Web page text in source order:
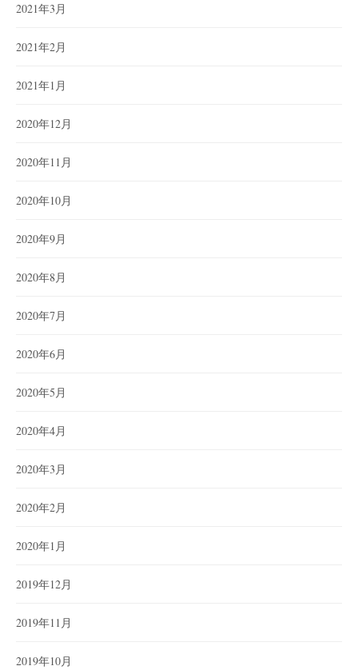
2021年3月
2021年2月
2021年1月
2020年12月
2020年11月
2020年10月
2020年9月
2020年8月
2020年7月
2020年6月
2020年5月
2020年4月
2020年3月
2020年2月
2020年1月
2019年12月
2019年11月
2019年10月